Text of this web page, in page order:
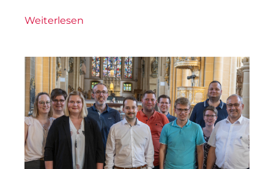
Weiterlesen